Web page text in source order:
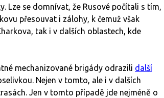
Lze se domnívat, že Rusové počítali s tím,
přesouvat i zálohy, k čemuž však
tak i v dalších oblastech, kde
mechanizované brigády odrazili další
Nejen v tomto, ale i v dalších
Jen v tomto případě jde nejméně o